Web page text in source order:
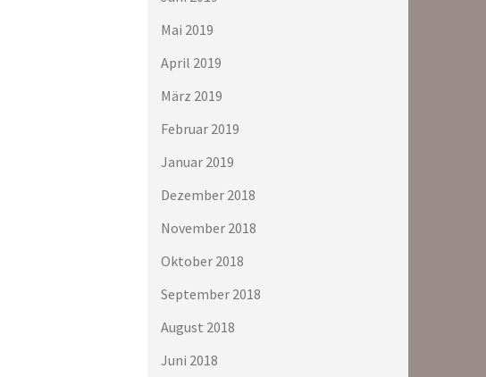
Mai 2019
April 2019
März 2019
Februar 2019
Januar 2019
Dezember 2018
November 2018
Oktober 2018
September 2018
August 2018
Juni 2018